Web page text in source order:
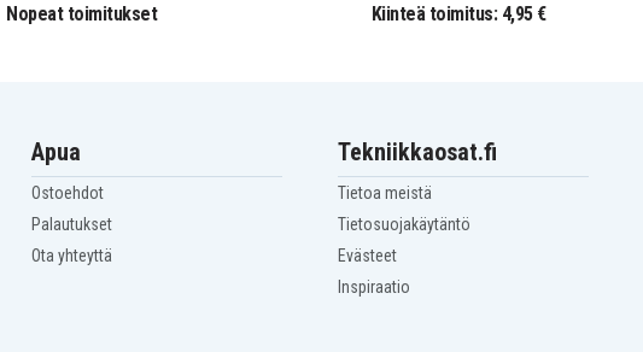
Nopeat toimitukset Kiinteä toimitus: 4,95 €
Apua
Ostoehdot
Palautukset
Ota yhteyttä
Tekniikkaosat.fi
Tietoa meistä
Tietosuojakäytäntö
Evästeet
Inspiraatio